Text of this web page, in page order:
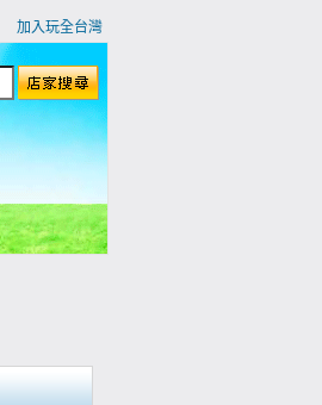
加入玩全台灣